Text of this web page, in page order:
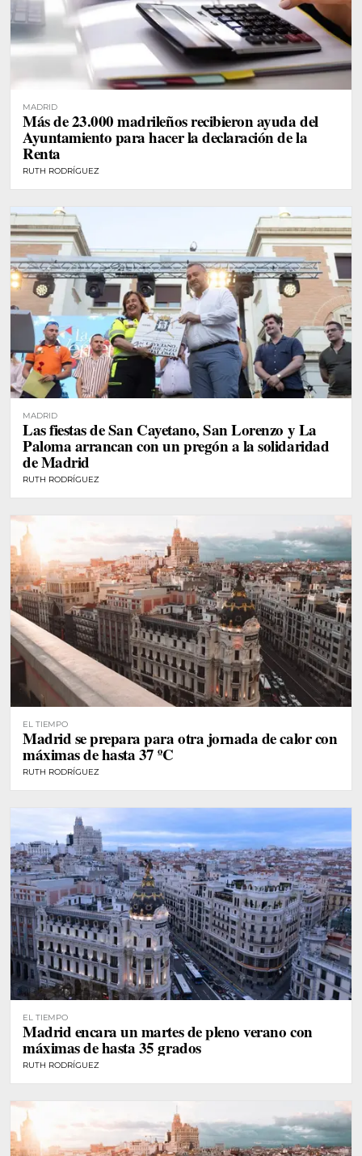
MADRID
Más de 23.000 madrileños recibieron ayuda del
Ayuntamiento para hacer la declaración de la
Renta
RUTH RODRÍGUEZ
MADRID
Las fiestas de San Cayetano, San Lorenzo y La
Paloma arrancan con un pregón a la solidaridad
de Madrid
RUTH RODRÍGUEZ
EL TIEMPO
Madrid se prepara para otra jornada de calor con
máximas de hasta 37 ºC
RUTH RODRÍGUEZ
EL TIEMPO
Madrid encara un martes de pleno verano con
máximas de hasta 35 grados
RUTH RODRÍGUEZ